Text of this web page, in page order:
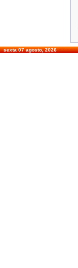
sexta 07 agosto, 2026